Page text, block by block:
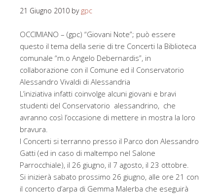
21 Giugno 2010 by gpc
OCCIMIANO – (gpc) “Giovani Note”; può essere
questo il tema della serie di tre Concerti la Biblioteca
comunale “m.o Angelo Debernardis”, in
collaborazione con il Comune ed il Conservatorio
Alessandro Vivaldi di Alessandria
L’iniziativa infatti coinvolge alcuni giovani e bravi
studenti del Conservatorio alessandrino, che
avranno così l’occasione di mettere in mostra la loro
bravura.
I Concerti si terranno presso il Parco don Alessandro
Gatti (ed in caso di maltempo nel Salone
Parrocchiale), il 26 giugno, il 7 agosto, il 23 ottobre.
Si inizierà sabato prossimo 26 giugno, alle ore 21 con
il concerto d’arpa di Gemma Malerba che eseguirà